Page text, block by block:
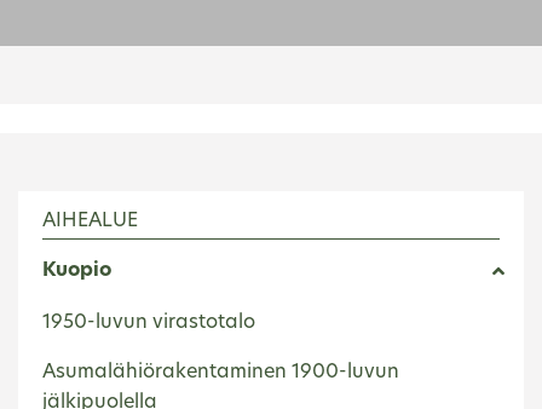
AIHEALUE
Kuopio
1950-luvun virastotalo
Asumalähiörakentaminen 1900-luvun
jälkipuolella